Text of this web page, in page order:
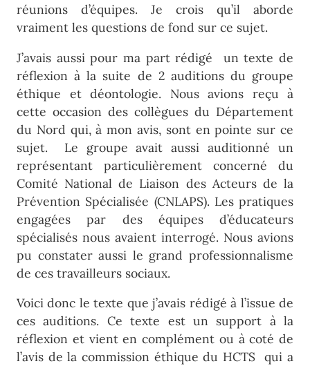
réunions d’équipes. Je crois qu’il aborde
vraiment les questions de fond sur ce sujet.
J’avais aussi pour ma part rédigé un texte de
réflexion à la suite de 2 auditions du groupe
éthique et déontologie. Nous avions reçu à
cette occasion des collègues du Département
du Nord qui, à mon avis, sont en pointe sur ce
sujet. Le groupe avait aussi auditionné un
représentant particulièrement concerné du
Comité National de Liaison des Acteurs de la
Prévention Spécialisée (CNLAPS). Les pratiques
engagées par des équipes d’éducateurs
spécialisés nous avaient interrogé. Nous avions
pu constater aussi le grand professionnalisme
de ces travailleurs sociaux.
Voici donc le texte que j’avais rédigé à l’issue de
ces auditions. Ce texte est un support à la
réflexion et vient en complément ou à coté de
l’avis de la commission éthique du HCTS qui a